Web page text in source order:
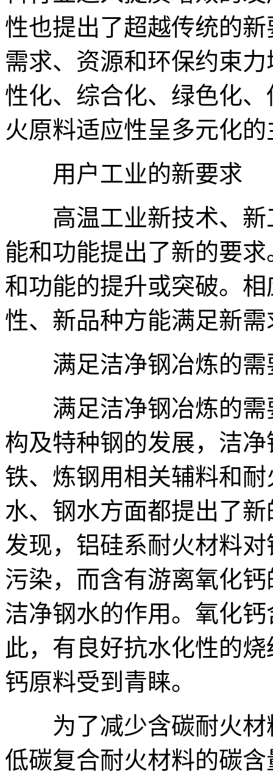
性也提出了超越传统的
需求、资源和环保约束
性化、综合化、绿色化
火原料适应性呈多元化
用户工业的新要求
高温工业新技术、新
能和功能提出了新的要
和功能的提升或突破。
性、新品种方能满足新需
满足洁净钢冶炼的需
满足洁净钢冶炼的需
构及特种钢的发展，洁
铁、炼钢用相关辅料和
水、钢水方面都提出了
发现，铝硅系耐火材料
污染，而含有游离氧化
洁净钢水的作用。氧化
此，有良好抗水化性的
钙原料受到青睐。
为了减少含碳耐火材
低碳复合耐火材料的碳